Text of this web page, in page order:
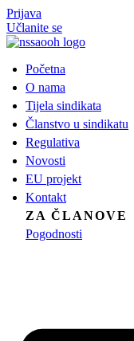
Idi
na
sadržaj
Prijava
Učlanite se
Početna
O nama
Tijela sindikata
Članstvo u sindikatu
Regulativa
Novosti
EU projekt
Kontakt
ZA ČLANOVE
Pogodnosti